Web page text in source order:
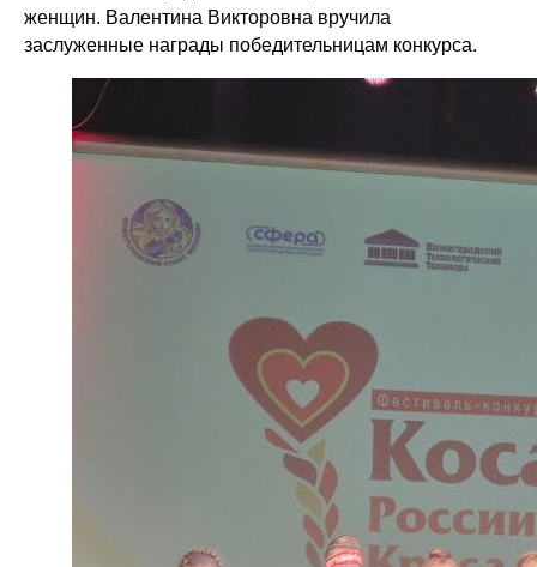
женщин. Валентина Викторовна вручила
заслуженные награды победительницам конкурса.